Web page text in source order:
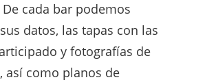
De cada bar podemos
datos, las tapas con las
y fotografías de
así como planos de